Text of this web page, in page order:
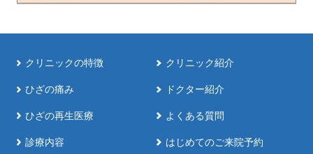
クリニックの特徴
ひざの痛み
ひざの再生医療
診療内容
クリニック紹介
ドクター紹介
よくある質問
はじめてのご来院予約